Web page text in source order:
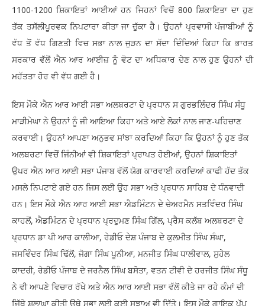
1100-1200 ਸ਼ਿਕਾਇਤਾਂ ਆਈਆਂ ਹਨ ਜਿਹਨਾਂ ਵਿਚੋਂ 800 ਸ਼ਿਕਾਇਤਾ ਦਾ ਹੁਣ
ਤੱਕ ਤਸੱਲੀਪੂਰਵਕ ਨਿਪਟਾਰਾ ਕੀਤਾ ਜਾ ਚੁੱਕਾ ਹੈ। ਉਹਨਾਂ ਪ੍ਰਵਾਸੀ ਪੰਜਾਬੀਆਂ ਨੂੰ
ਵੱਧ ਤੋਂ ਵੱਧ ਗਿਣਤੀ ਵਿਚ ਸਭਾ ਨਾਲ ਜੁੜਨ ਦਾ ਸੱਦਾ ਦਿੰਦਿਆਂ ਕਿਹਾ ਕਿ ਭਾਰਤ
ਸਰਕਾਰ ਵੱਲੋਂ ਐਨ ਆਰ ਆਈਜ਼ ਨੂੰ ਵੋਟ ਦਾ ਅਧਿਕਾਰ ਦੇਣ ਨਾਲ ਹੁਣ ਉਹਨਾਂ ਦੀ
ਮਹੱਤਤਾ ਹੋਰ ਵੀ ਵੱਧ ਗਈ ਹੈ।
ਇਸ ਮੌਕੇ ਐਨ ਆਰ ਆਈ ਸਭਾ ਅਲਬਰਟਾ ਦੇ ਪ੍ਰਧਾਨ ਸ ਗੁਰਭਲਿੰਦਰ ਸਿੰਘ ਸੰਧੂ
ਮਾੜੀਮੇਘਾ ਨੇ ਉਹਨਾਂ ਨੂੰ ਜੀ ਆਇਆ ਕਿਹਾ ਅਤੇ ਆਏ ਲੋਕਾਂ ਨਾਲ ਜਾਣ-ਪਹਿਚਾਣ
ਕਰਵਾਈ। ਉਹਨਾਂ ਆਪਣਾ ਅਨੁਭਵ ਸਾਂਝਾ ਕਰਦਿਆਂ ਕਿਹਾ ਕਿ ਉਹਨਾਂ ਨੂੰ ਹੁਣ ਤੱਕ
ਅਲਬਰਟਾ ਵਿਚੋਂ ਜਿੰਨੀਆਂ ਵੀ ਸ਼ਿਕਾਇਤਾਂ ਪ੍ਰਾਪਤ ਹੋਈਆਂ, ਉਹਨਾਂ ਸ਼ਿਕਾਇਤਾਂ
ਉਪਰ ਐਨ ਆਰ ਆਈ ਸਭਾ ਪੰਜਾਬ ਵੱਲੋਂ ਯੋਗ ਕਾਰਵਾਈ ਕਰਦਿਆਂ ਕਾਫੀ ਹੱਦ ਤੱਕ
ਮਸਲੇ ਨਿਪਟਾਏ ਗਏ ਹਨ ਜਿਸ ਲਈ ਉਹ ਸਭਾ ਅਤੇ ਪ੍ਰਧਾਨ ਸਾਹਿਬ ਦੇ ਧੰਨਵਾਦੀ
ਹਨ। ਇਸ ਮੌਕੇ ਐਨ ਆਰ ਆਈ ਸਭਾ ਐਡਮਿੰਟਨ ਦੇ ਚੇਅਰਮੈਨ ਸਤਵਿੰਦਰ ਸਿੰਘ
ਕਾਹਲੋਂ, ਐਡਮਿੰਟਨ ਦੇ ਪ੍ਰਧਾਨ ਪ੍ਰਦੁਮਣ ਸਿੰਘ ਗਿੱਲ, ਪ੍ਰੈਸ ਕਲੱਬ ਅਲਬਰਟਾ ਦੇ
ਪ੍ਰਧਾਨ ਡਾ ਪੀ ਆਰ ਕਾਲੀਆ, ਰੇਡੀਓ ਦੇਸ਼ ਪੰਜਾਬ ਦੇ ਕੁਲਮੀਤ ਸਿੰਘ ਸੰਘਾ,
ਜਸਵਿੰਦਰ ਸਿੰਘ ਢਿੱਲੋਂ, ਜੋਗਾ ਸਿੰਘ ਪੂਨੀਆ, ਮਨਜੀਤ ਸਿੰਘ ਧਾਲੀਵਾਲ, ਸੁਹੇਲ
ਕਾਦਰੀ, ਰੇਡੀਓ ਪੰਜਾਬ ਦੇ ਜਰਨੈਲ ਸਿੰਘ ਬਸੋਤਾ, ਵਤਨ ਟੀਵੀ ਦੇ ਹਰਜੀਤ ਸਿੰਘ ਸੰਧੂ
ਨੇ ਵੀ ਆਪਣੇ ਵਿਚਾਰ ਰੱਖੇ ਅਤੇ ਐਨ ਆਰ ਆਈ ਸਭਾ ਵੱਲੋਂ ਕੀਤੇ ਜਾ ਰਹੇ ਕੰਮਾਂ ਦੀ
ਜਿੱਥੇ ਸ਼ਲਾਘਾ ਕੀਤੀ ਉਥੇ ਸਭਾ ਲਈ ਕਈ ਸੁਝਾਅ ਵੀ ਦਿੱਤੇ। ਇਸ ਮੌਕੇ ਗਾਇਕ ਪੱਪੂ